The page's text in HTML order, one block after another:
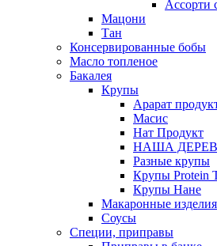
Ассорти
Мацони
Тан
Консервированные бобы
Масло топленое
Бакалея
Крупы
Арарат
Масис
Нат Продукт
НАША
Разные крупы
Крупы Protein
Крупы Нане
Макаронные изделия
Соусы
Специи, приправы